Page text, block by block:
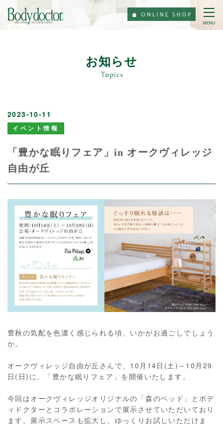
MENU
お知らせ
2023-10-11
イベント情報
「豊かな眠りフェア」in オークヴィレッジ
自由が丘
豊秋の気配を色濃く感じられる頃、いかがお過ごしでしょう
か。
オークヴィレッジ自由が丘さんで、10月14日(土)～10月29
日(日)に、「豊かな眠りフェア」を開催いたします。
今回はオークヴィレッジオリジナルの「森のベッド」とボデ
ィドクターとコラボレーションで展示させていただいており
ます。展示スペースも拡大し、ゆっくりお試しいただけま